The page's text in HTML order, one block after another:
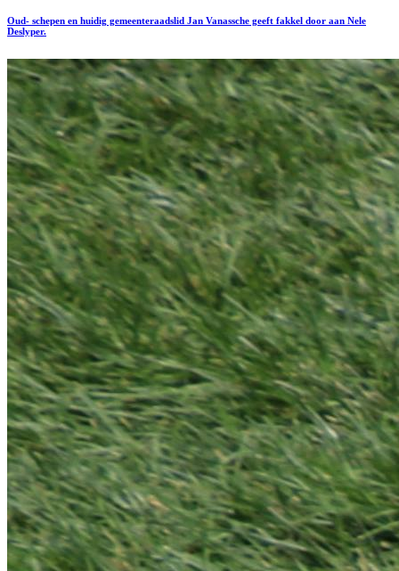
Oud- schepen en huidig gemeenteraadslid Jan Vanassche geeft fakkel door aan Nele
Deslyper.